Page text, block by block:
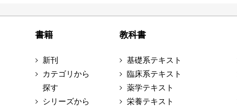
書籍
新刊
カテゴリから
探す
シリーズから
教科書
基礎系テキスト
臨床系テキスト
薬学テキスト
栄養テキスト